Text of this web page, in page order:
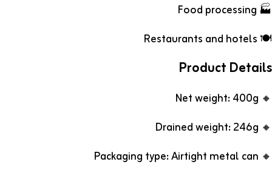
🏭 Food processing
🍽️ Restaurants and hotels
Product Details
🔸 Net weight: 400g
🔸 Drained weight: 246g
🔸 Packaging type: Airtight metal can